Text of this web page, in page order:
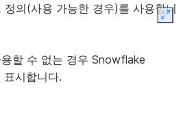
정의(사용 가능한 경우)를 사용합니
할 수 없는 경우 Snowflake
시합니다.